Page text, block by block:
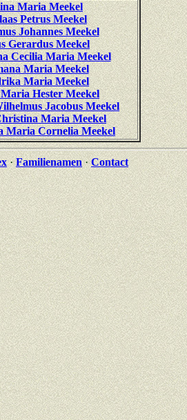
Maria Meekel
Petrus Meekel
Johannes Meekel
Gerardus Meekel
Cecilia Maria Meekel
Maria Meekel
Maria Meekel
Hester Meekel
Jacobus Meekel
Maria Meekel
Maria Cornelia Meekel
·Familienamen·Contact